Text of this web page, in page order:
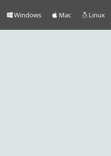
Windows Mac Linux